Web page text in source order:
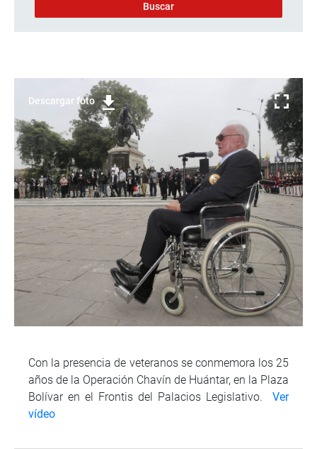
Descargar foto
Con la presencia de veteranos se conmemora los 25
años de la Operación Chavín de Huántar, en la Plaza
Bolívar en el Frontis del Palacios Legislativo. Ver
vídeo